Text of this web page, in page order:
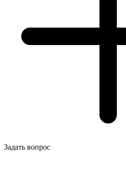
Задать вопрос